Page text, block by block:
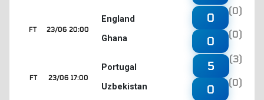
23/06 20:00
FT
England
Ghana
0
(0)
0
(0)
23/06 17:00
FT
Portugal
Uzbekistan
5
(3)
0
(0)